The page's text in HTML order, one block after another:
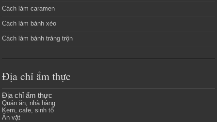
Cách làm caramen
Cách làm bánh xèo
Cách làm bánh tráng trộn
Địa chỉ ẩm thực
Địa chỉ ẩm thực
Quán ăn, nhà hàng
Kem, cafe, sinh tố
Ăn vặt